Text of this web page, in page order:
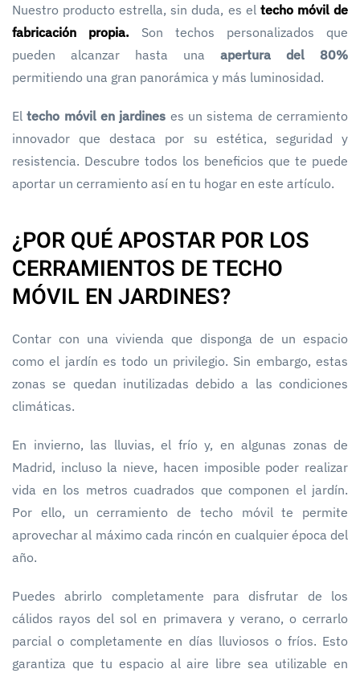
Nuestro producto estrella, sin duda, es el techo móvil de
fabricación propia. Son techos personalizados que
pueden alcanzar hasta una apertura del 80%
permitiendo una gran panorámica y más luminosidad.
Eltecho móvil en jardines es un sistema de cerramiento
innovador que destaca por su estética, seguridad y
resistencia. Descubre todos los beneficios que te puede
aportar un cerramiento así en tu hogar en este artículo.
¿POR QUÉ APOSTAR POR LOS
CERRAMIENTOS DE TECHO
MÓVIL EN JARDINES?
Contar con una vivienda que disponga de un espacio
como el jardín es todo un privilegio. Sin embargo, estas
zonas se quedan inutilizadas debido a las condiciones
climáticas.
En invierno, las lluvias, el frío y, en algunas zonas de
Madrid, incluso la nieve, hacen imposible poder realizar
vida en los metros cuadrados que componen el jardín.
Por ello, un cerramiento de techo móvil te permite
aprovechar al máximo cada rincón en cualquier época del
año.
Puedes abrirlo completamente para disfrutar de los
cálidos rayos del sol en primavera y verano, o cerrarlo
parcial o completamente en días lluviosos o fríos. Esto
garantiza que tu espacio al aire libre sea utilizable en